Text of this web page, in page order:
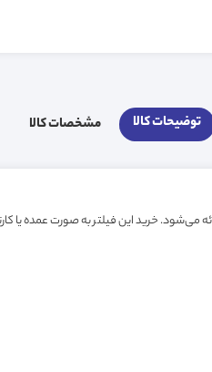
توضیحات کالا مشخصات کالا